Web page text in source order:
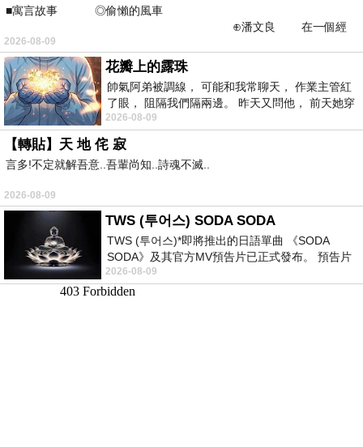
■寓言故事 ◎偷懶的風車
⊕潘文良 在一個經
常颳風的山丘上—&m
2026-08-09
花瓣上的露珠
帥氣阿弟被調線， 可能和我常聊天， 作業主管紅
了眼， 阻隔我們隔兩邊。 昨天又問他， 前天她穿
什麼顏色衣服， 不經
2026-08-09
【轉貼】天 地 侘 寂
言多!不定就解吾意..吾輩尚知..詩魂不滅..
2026-08-09
TWS (투어스) SODA SODA
TWS (투어스)*即將推出的日語單曲 《SODA
SODA》及其官方MV預告片已正式發布。 預告片
一經發布， 就引發了粉絲們對這次夏季回
2026-08-09